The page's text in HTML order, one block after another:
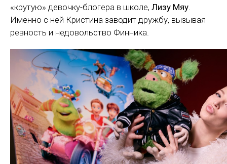
«крутую» девочку-блогера в школе, Лизу Мяу.
Именно с ней Кристина заводит дружбу, вызывая
ревность и недовольство Финника.